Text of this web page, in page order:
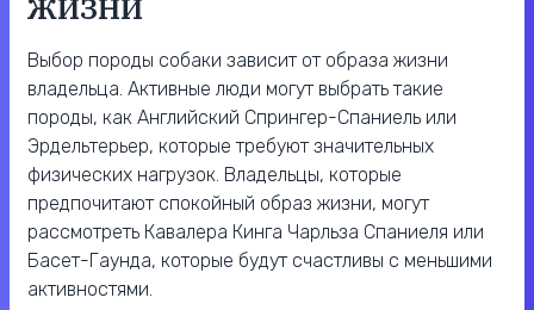
ЖИЗНИ
Выбор породы собаки зависит от образа жизни
владельца. Активные люди могут выбрать такие
породы, как Английский Спрингер-Спаниель или
Эрдельтерьер, которые требуют значительных
физических нагрузок. Владельцы, которые
предпочитают спокойный образ жизни, могут
рассмотреть Кавалера Кинга Чарльза Спаниеля или
Басет-Гаунда, которые будут счастливы с меньшими
активностями.